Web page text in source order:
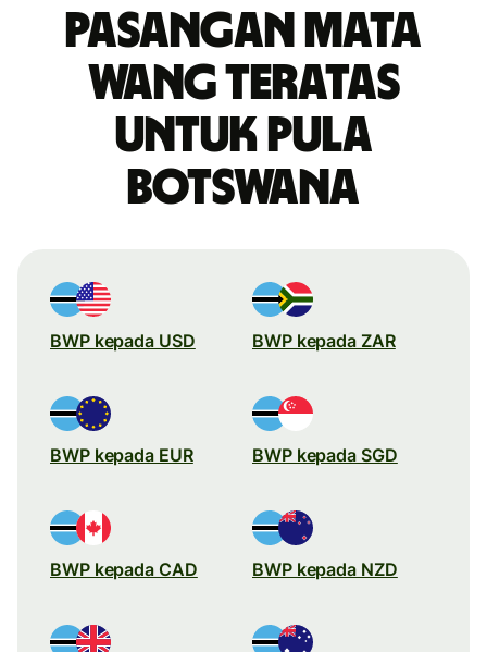
Pasangan mata
wang teratas
untuk pula
Botswana
BWP kepada USD BWP kepada ZAR
BWP kepada EUR BWP kepada SGD
BWP kepada CAD BWP kepada NZD